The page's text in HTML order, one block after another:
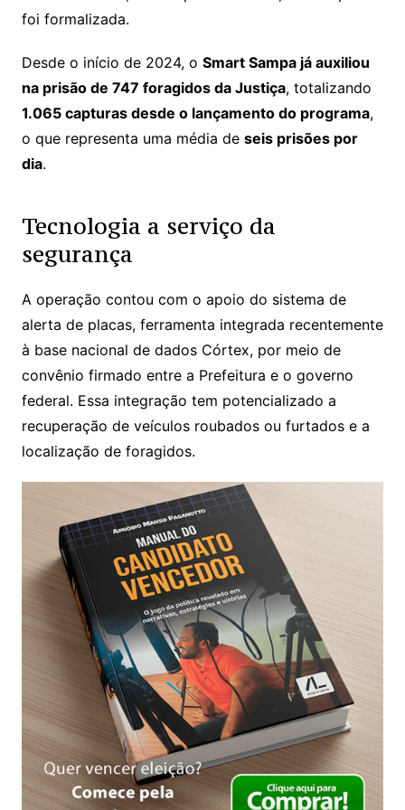
foi formalizada.
Desde o início de 2024, o Smart Sampa já auxiliou
na prisão de 747 foragidos da Justiça, totalizando
1.065 capturas desde o lançamento do programa,
o que representa uma média de seis prisões por
dia.
Tecnologia a serviço da
segurança
A operação contou com o apoio do sistema de
alerta de placas, ferramenta integrada recentemente
à base nacional de dados Córtex, por meio de
convênio firmado entre a Prefeitura e o governo
federal. Essa integração tem potencializado a
recuperação de veículos roubados ou furtados e a
localização de foragidos.